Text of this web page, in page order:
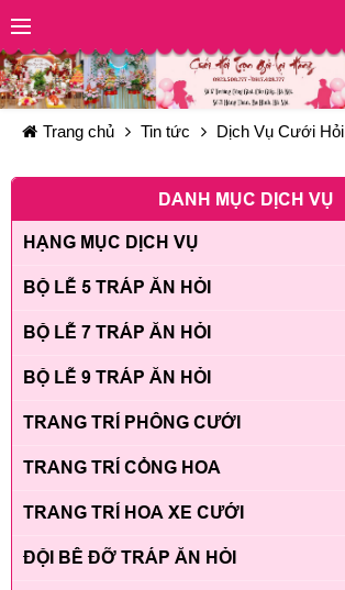
Trang chủ Tin tức Dịch Vụ Cưới Hỏi
DANH MỤC DỊCH VỤ
HẠNG MỤC DỊCH VỤ
BỘ LỄ 5 TRÁP ĂN HỎI
BỘ LỄ 7 TRÁP ĂN HỎI
BỘ LỄ 9 TRÁP ĂN HỎI
TRANG TRÍ PHÔNG CƯỚI
TRANG TRÍ CỔNG HOA
TRANG TRÍ HOA XE CƯỚI
ĐỘI BÊ ĐỠ TRÁP ĂN HỎI